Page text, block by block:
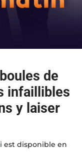
de
infaillibles
y laiser
est disponible en